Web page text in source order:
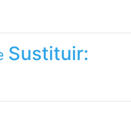
Sustituir: